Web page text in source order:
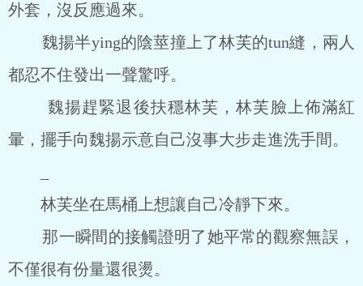
外套，沒反應過來。
魏揚半ying的陰莖撞上了林芙的tun縫，兩人
都忍不住發出一聲驚呼。
魏揚趕緊退後扶穩林芙，林芙臉上佈滿紅
暈，擺手向魏揚示意自己沒事大步走進洗手間。
林芙坐在馬桶上想讓自己冷靜下來。
那一瞬間的接觸證明了她平常的觀察無誤，
不僅很有份量還很燙。